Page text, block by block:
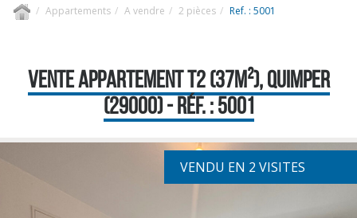
Appartements A vendre 2 pièces Ref. : 5001
VENTE APPARTEMENT T2 (37M²), QUIMPER
(29000) - RÉF. : 5001
VENDU EN 2 VISITES